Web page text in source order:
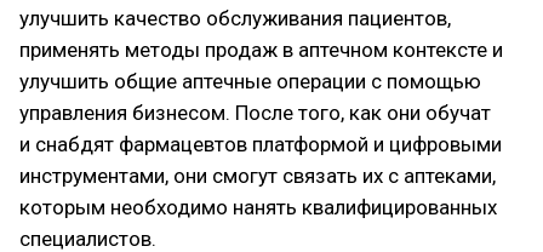
улучшить качество обслуживания пациентов,
применять методы продаж в аптечном контексте и
улучшить общие аптечные операции с помощью
управления бизнесом. После того, как они обучат
и снабдят фармацевтов платформой и цифровыми
инструментами, они смогут связать их с аптеками,
которым необходимо нанять квалифицированных
специалистов.